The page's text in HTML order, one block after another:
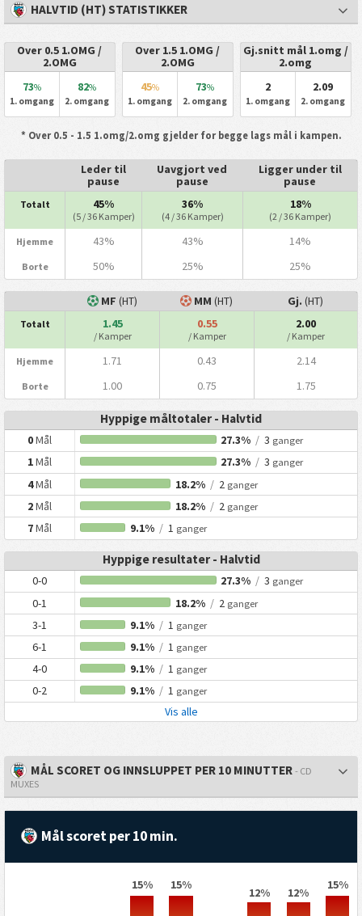
HALVTID (HT) STATISTIKKER
Over 0.5 1.OMG /
2.OMG
73%
1. omgang
82%
2. omgang
Over 1.5 1.OMG /
2.OMG
45%
1. omgang
73%
2. omgang
Gj.snitt mål 1.omg /
2.omg
2
1. omgang
2.09
2. omgang
* Over 0.5 - 1.5 1.omg/2.omg gjelder for begge lags mål i kampen.
Leder til
pause
Uavgjort ved
pause
Ligger under til
pause
Totalt 45%
(5 / 36 Kamper)
36%
(4 / 36 Kamper)
18%
(2 / 36 Kamper)
Hjemme 43% 43% 14%
Borte 50% 25% 25%
MF (HT) MM (HT) Gj. (HT)
Totalt 1.45
/ Kamper
0.55
/ Kamper
2.00
/ Kamper
Hjemme 1.71 0.43 2.14
Borte 1.00 0.75 1.75
Hyppige måltotaler - Halvtid
0Mål 27.3% / 3 ganger
1Mål 27.3% / 3 ganger
4Mål 18.2% /2 ganger
2Mål 18.2% /2 ganger
7Mål 9.1% /1 ganger
Hyppige resultater - Halvtid
0-0 27.3% / 3 ganger
0-1 18.2% /2 ganger
3-1 9.1% /1 ganger
6-1 9.1% /1 ganger
4-0 9.1% /1 ganger
0-2 9.1% /1 ganger
Vis alle
MÅL SCORET OG INNSLUPPET PER 10 MINUTTER - CD
MUXES
Mål scoret per 10 min.
15% 15%
12% 12%
15%